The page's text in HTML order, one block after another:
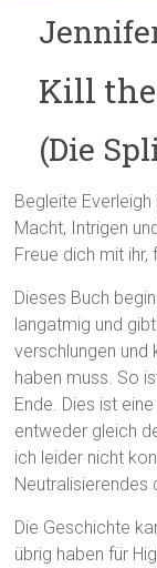
Kill the
(Die
Begleite
Macht, Intrigen
Freue dich mit ihr,
Dieses Buch
langatmig und
verschlungen und
haben muss. So
Ende. Dies ist
entweder gleich
ich leider nicht
Neutralisierendes
Die Geschichte
übrig haben für